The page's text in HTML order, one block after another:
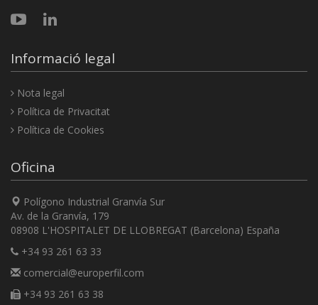
Informació legal
Nota legal
Política de Privacitat
Política de Cookies
Oficina
Polígono Industrial Granvía Sur
Av. de la Granvía, 179
08908 L'HOSPITALET DE LLOBREGAT (Barcelona) España
+34 93 261 63 33
comercial@europerfil.com
+34 93 261 63 38